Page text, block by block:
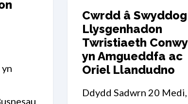
Cwrdd â Swyddog
Llysgenhadon
Twristiaeth Conwy
yn Amgueddfa ac
Oriel Llandudno
Ddydd Sadwrn 20 Medi,